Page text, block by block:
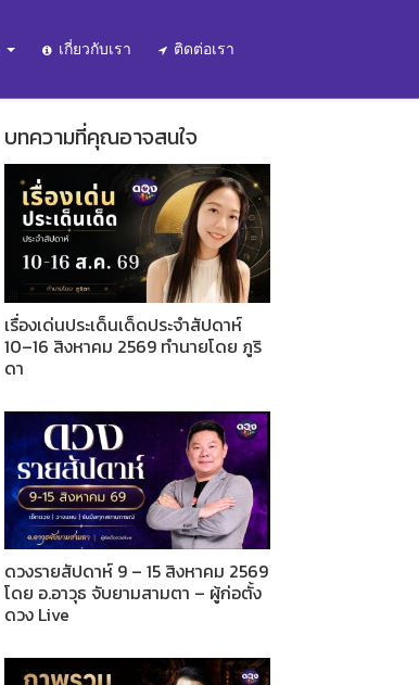
เกี่ยวกับเรา ติดต่อเรา
บทความที่คุณอาจสนใจ
เรื่องเด่นประเด็นเด็ดประจำสัปดาห์
10–16 สิงหาคม 2569 ทำนายโดย ภูริ
ดา
ดวงรายสัปดาห์ 9 – 15 สิงหาคม 2569
โดย อ.อาวุธ จับยามสามตา – ผู้ก่อตั้ง
ดวง Live